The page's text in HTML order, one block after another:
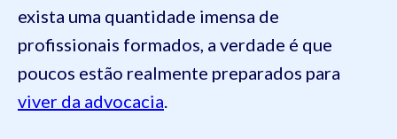
exista uma quantidade imensa de
profissionais formados, a verdade é que
poucos estão realmente preparados para
viver da advocacia.